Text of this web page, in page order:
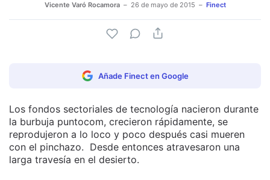
Vicente Varó Rocamora 26 de mayo de 2015 Finect
Añade Finect en Google
Los fondos sectoriales de tecnología nacieron durante
la burbuja puntocom, crecieron rápidamente, se
reprodujeron a lo loco y poco después casi mueren
con el pinchazo. Desde entonces atravesaron una
larga travesía en el desierto.